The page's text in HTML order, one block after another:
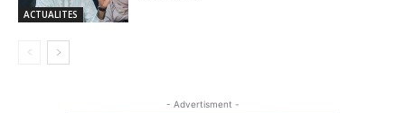
ACTUALITES
- Advertisment -